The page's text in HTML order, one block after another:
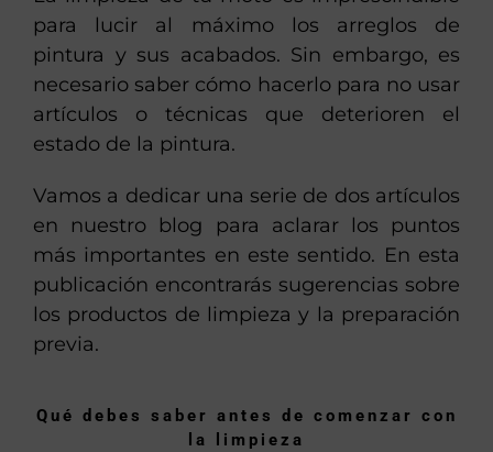
para lucir al máximo los arreglos de
pintura y sus acabados. Sin embargo, es
necesario saber cómo hacerlo para no usar
artículos o técnicas que deterioren el
estado de la pintura.
Vamos a dedicar una serie de dos artículos
en nuestro blog para aclarar los puntos
más importantes en este sentido. En esta
publicación encontrarás sugerencias sobre
los productos de limpieza y la preparación
previa.
Qué debes saber antes de comenzar con
la limpieza